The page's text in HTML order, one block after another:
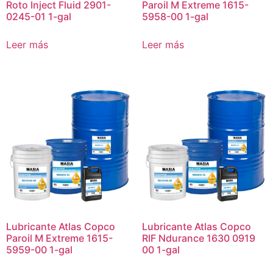
Roto Inject Fluid 2901-
0245-01 1-gal
Leer más
Paroil M Extreme 1615-
5958-00 1-gal
Leer más
Lubricante Atlas Copco
Paroil M Extreme 1615-
5959-00 1-gal
Lubricante Atlas Copco
RIF Ndurance 1630 0919
00 1-gal